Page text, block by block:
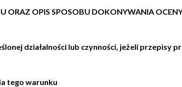
ORAZ OPIS SPOSOBU DOKONYWANIA
działalności lub czynności, jeżeli przepisy
tego warunku